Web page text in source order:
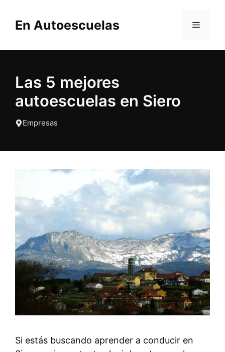
En Autoescuelas MENÚ
Las 5 mejores
autoescuelas en Siero
Empresas
Si estás buscando aprender a conducir en